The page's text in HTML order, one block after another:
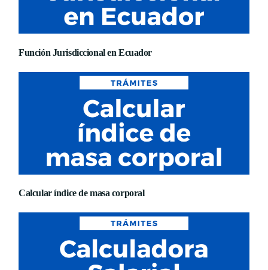
Función Jurisdiccional en Ecuador
Calcular índice de masa corporal